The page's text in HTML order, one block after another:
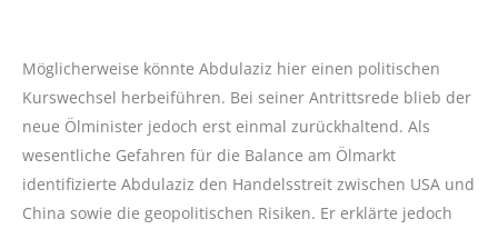
Möglicherweise könnte Abdulaziz hier einen politischen
Kurswechsel herbeiführen. Bei seiner Antrittsrede blieb der
neue Ölminister jedoch erst einmal zurückhaltend. Als
wesentliche Gefahren für die Balance am Ölmarkt
identifizierte Abdulaziz den Handelsstreit zwischen USA und
China sowie die geopolitischen Risiken. Er erklärte jedoch